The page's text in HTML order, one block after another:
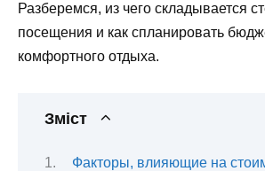
Разберемся, из чего складывается
посещения и как спланировать
комфортного отдыха.
Зміст
Факторы, влияющие на